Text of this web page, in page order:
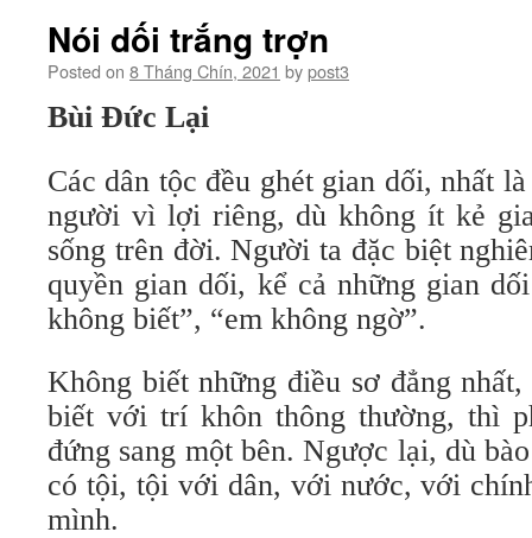
Nói dối trắng trợn
Posted on 8 Tháng Chín, 2021 bypost3
Bùi Đức Lại
Các dân tộc đều ghét gian dối, nhất
người vì lợi riêng, dù không ít kẻ
sống trên đời. Người ta đặc biệt
quyền gian dối, kể cả những gian
không biết”, “em không ngờ”.
Không biết những điều sơ đẳng
biết với trí khôn thông thường, thì
đứng sang một bên. Ngược lại, dù
có tội, tội với dân, với nước, với
mình.